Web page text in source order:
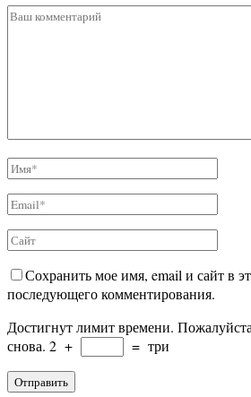
Сохранить мое имя, email и сайт в
последующего комментирования.
Достигнут лимит времени.
снова. 2 + = три